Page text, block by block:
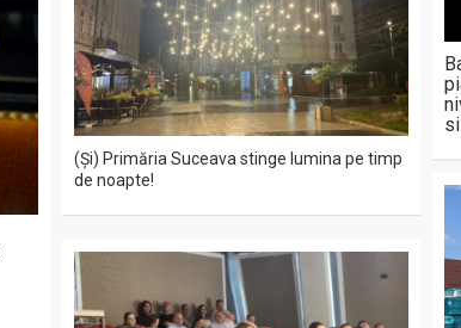
(Și) Primăria Suceava stinge lumina pe timp
de noapte!